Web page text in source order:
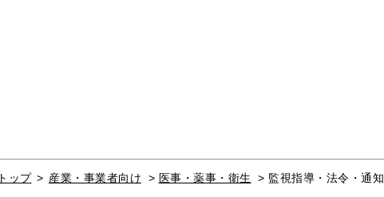
トップ > 産業・事業者向け > 医事・薬事・衛生 > 監視指導・法令・通知